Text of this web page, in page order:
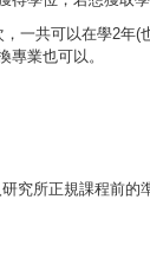
一共可以在學2年
專業也可以。
究所正規課程前的